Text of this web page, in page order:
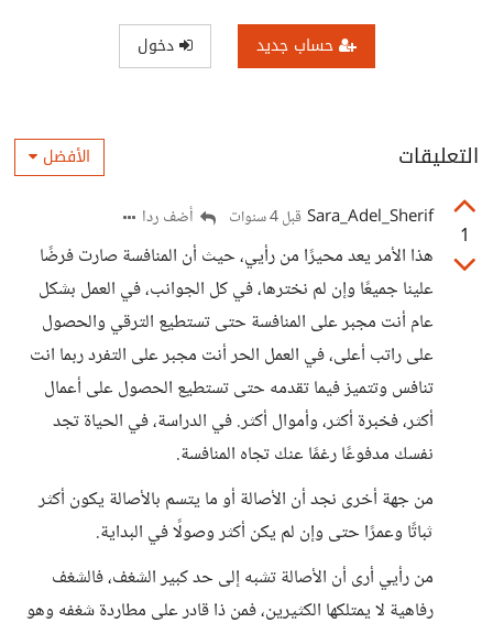
حساب جديد دخول
التعليقات الأفضل
1
Sara_Adel_Sherif قبل 4 سنوات أضف ردا
هذا الأمر يعد محيرًا من رأيي، حيث أن المنافسة صارت فرضًا
علينا جميعًا وإن لم نخترها، في كل الجوانب، في العمل بشكل
عام أنت مجبر على المنافسة حتى تستطيع الترقي والحصول
على راتب أعلى، في العمل الحر أنت مجبر على التفرد ربما انت
تنافس وتتميز فيما تقدمه حتى تستطيع الحصول على أعمال
أكثر، فخبرة أكثر، وأموال أكثر. في الدراسة، في الحياة تجد
نفسك مدفوعًا رغمًا عنك تجاه المنافسة.
من جهة أخرى نجد أن الأصالة أو ما يتسم بالأصالة يكون أكثر
ثباتًا وعمرًا حتى وإن لم يكن أكثر وصولًا في البداية.
من رأيي أرى أن الأصالة تشبه إلى حد كبير الشغف، فالشغف
رفاهية لا يمتلكها الكثيرين، فمن ذا قادر على مطاردة شغفه وهو